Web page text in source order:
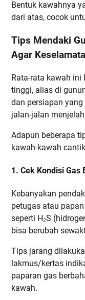
Bentuk kawahnya
dari atas, cocok
Tips Mendaki
Agar
Rata-rata kawah
tinggi, alias di
dan persiapan
jalan-jalan
Adapun beberapa
kawah-kawah
1. Cek Kondisi Gas
Kebanyakan
petugas atau
seperti H₂S
bisa berubah
Tips jarang
lakmus/kertas
paparan gas
kawah.